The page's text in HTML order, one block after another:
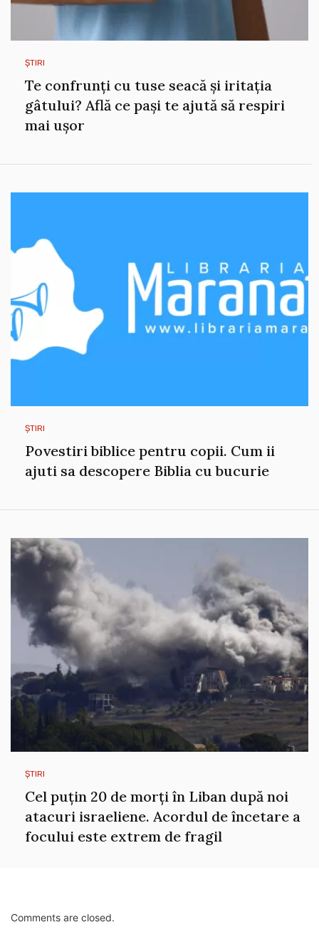
ȘTIRI
Te confrunți cu tuse seacă și iritația
gâtului? Află ce pași te ajută să respiri
mai ușor
ȘTIRI
Povestiri biblice pentru copii. Cum ii
ajuti sa descopere Biblia cu bucurie
ȘTIRI
Cel puțin 20 de morți în Liban după noi
atacuri israeliene. Acordul de încetare a
focului este extrem de fragil
Comments are closed.